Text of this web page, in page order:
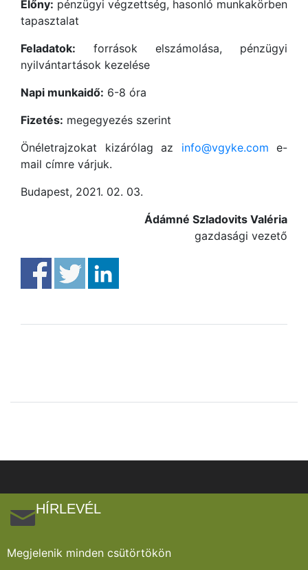
Előny: pénzügyi végzettség, hasonló munkakörben
tapasztalat
Feladatok: források elszámolása, pénzügyi
nyilvántartások kezelése
Napi munkaidő: 6-8 óra
Fizetés: megegyezés szerint
Önéletrajzokat kizárólag az info@vgyke.com e-
mail címre várjuk.
Budapest, 2021. 02. 03.
Ádámné Szladovits Valéria
gazdasági vezető
HÍRLEVÉL
Megjelenik minden csütörtökön